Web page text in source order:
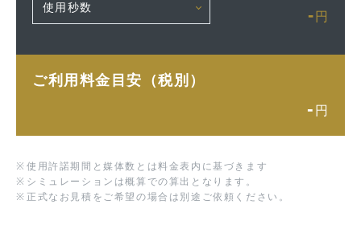
- 円
ご利用料金目安（税別）
- 円
※ 使用許諾期間と媒体数とは料金表内に基づきます
※ シミュレーションは概算での算出となります。
※ 正式なお見積をご希望の場合は別途ご依頼ください。